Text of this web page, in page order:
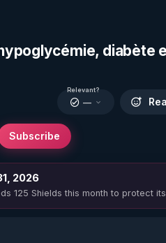
diabète
Subscribe
Relevant?
—
2026
125 Shields this month to protect